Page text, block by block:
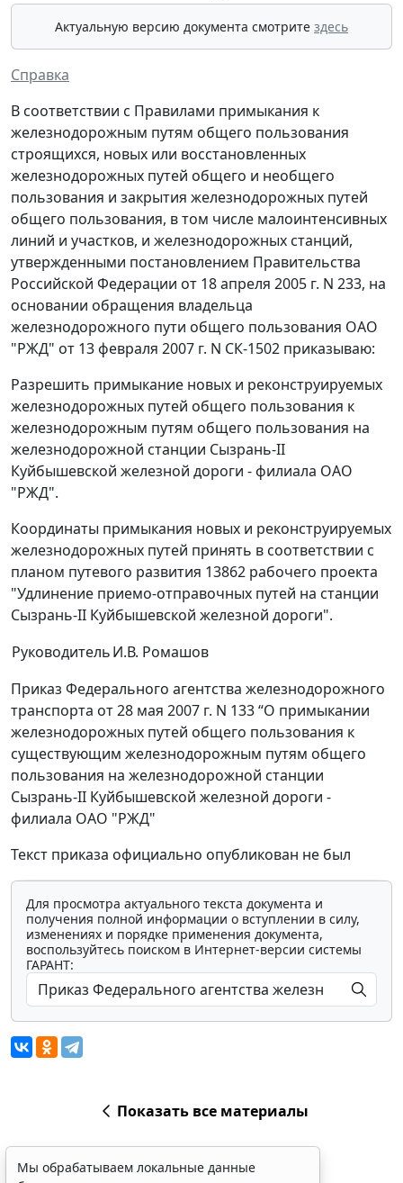
Актуальную версию документа смотрите здесь
Справка
В соответствии с Правилами примыкания к
железнодорожным путям общего пользования
строящихся, новых или восстановленных
железнодорожных путей общего и необщего
пользования и закрытия железнодорожных путей
общего пользования, в том числе малоинтенсивных
линий и участков, и железнодорожных станций,
утвержденными постановлением Правительства
Российской Федерации от 18 апреля 2005 г. N 233, на
основании обращения владельца
железнодорожного пути общего пользования ОАО
"РЖД" от 13 февраля 2007 г. N СК-1502 приказываю:
Разрешить примыкание новых и реконструируемых
железнодорожных путей общего пользования к
железнодорожным путям общего пользования на
железнодорожной станции Сызрань-II
Куйбышевской железной дороги - филиала ОАО
"РЖД".
Координаты примыкания новых и реконструируемых
железнодорожных путей принять в соответствии с
планом путевого развития 13862 рабочего проекта
"Удлинение приемо-отправочных путей на станции
Сызрань-II Куйбышевской железной дороги".
РуководительИ.В. Ромашов
Приказ Федерального агентства железнодорожного
транспорта от 28 мая 2007 г. N 133 “О примыкании
железнодорожных путей общего пользования к
существующим железнодорожным путям общего
пользования на железнодорожной станции
Сызрань-II Куйбышевской железной дороги -
филиала ОАО "РЖД"
Текст приказа официально опубликован не был
Для просмотра актуального текста документа и
получения полной информации о вступлении в силу,
изменениях и порядке применения документа,
воспользуйтесь поиском в Интернет-версии системы
ГАРАНТ:
Показать все материалы
Мы обрабатываем локальные данные